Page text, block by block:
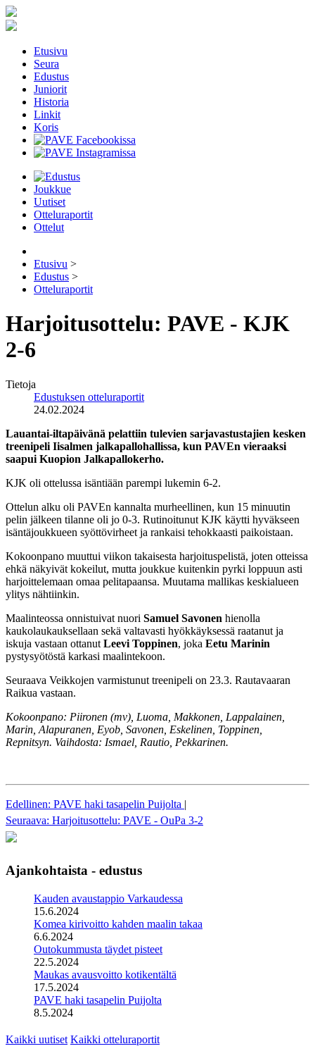
Etusivu
Seura
Edustus
Juniorit
Historia
Linkit
Koris
Joukkue
Uutiset
Otteluraportit
Ottelut
Etusivu >
Edustus >
Otteluraportit
Harjoitusottelu: PAVE - KJK
2-6
Tietoja
Edustuksen otteluraportit
24.02.2024
Lauantai-iltapäivänä pelattiin tulevien sarjavastustajien kesken
treenipeli Iisalmen jalkapallohallissa, kun PAVEn vieraaksi
saapui Kuopion Jalkapallokerho.
KJK oli ottelussa isäntiään parempi lukemin 6-2.
Ottelun alku oli PAVEn kannalta murheellinen, kun 15 minuutin
pelin jälkeen tilanne oli jo 0-3. Rutinoitunut KJK käytti hyväkseen
isäntäjoukkueen syöttövirheet ja rankaisi tehokkaasti paikoistaan.
Kokoonpano muuttui viikon takaisesta harjoituspelistä, joten otteissa
ehkä näkyivät kokeilut, mutta joukkue kuitenkin pyrki loppuun asti
harjoittelemaan omaa pelitapaansa. Muutama mallikas keskialueen
ylitys nähtiinkin.
Maalinteossa onnistuivat nuori Samuel Savonen hienolla
kaukolaukauksellaan sekä valtavasti hyökkäyksessä raatanut ja
iskuja vastaan ottanut Leevi Toppinen, joka Eetu Marinin
pystysyötöstä karkasi maalintekoon.
Seuraava Veikkojen varmistunut treenipeli on 23.3. Rautavaaran
Raikua vastaan.
Kokoonpano: Piironen (mv), Luoma, Makkonen, Lappalainen,
Marin, Alapuranen, Eyob, Savonen, Eskelinen, Toppinen,
Repnitsyn. Vaihdosta: Ismael, Rautio, Pekkarinen.
Edellinen: PAVE haki tasapelin Puijolta |
Seuraava: Harjoitusottelu: PAVE - OuPa 3-2
Ajankohtaista - edustus
Kauden avaustappio Varkaudessa
15.6.2024
Komea kirivoitto kahden maalin takaa
6.6.2024
Outokummusta täydet pisteet
22.5.2024
Maukas avausvoitto kotikentältä
17.5.2024
PAVE haki tasapelin Puijolta
8.5.2024
Kaikki uutiset Kaikki otteluraportit